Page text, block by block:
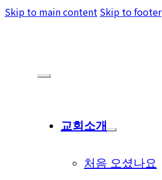
Skip to main content Skip to footer
교회소개
처음 오셨나요